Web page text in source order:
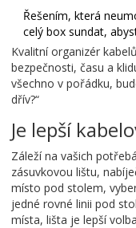
Řešením, která
celý box sundat,
Kvalitní organizér
bezpečnosti, času a
všechno v pořádku,
dřív?“
Je lepší
Záleží na vašich
zásuvkovou lištu,
místo pod stolem,
jedné rovné linii pod
místa, lišta je lepší